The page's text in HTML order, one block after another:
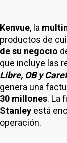
Kenvue, la
productos de
desu negocio
que incluye las
Libre, OB y
genera una
30 millones. La
Stanley está
operación.